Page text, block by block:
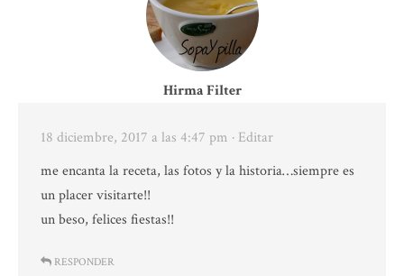
Hirma Filter
18 diciembre, 2017 a las 4:47 pm · Editar
me encanta la receta, las fotos y la historia…siempre es
un placer visitarte!!
un beso, felices fiestas!!
RESPONDER